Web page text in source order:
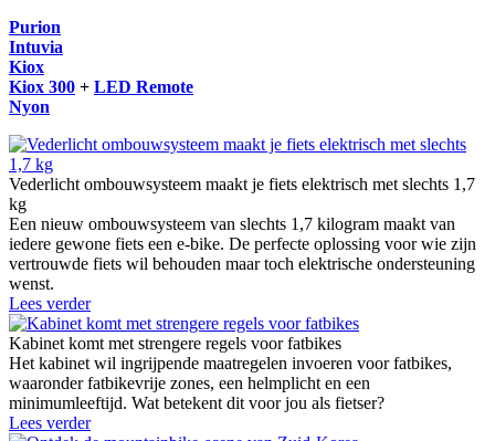
Purion
Intuvia
Kiox
Kiox 300 + LED Remote
Nyon
Vederlicht ombouwsysteem maakt je fiets elektrisch met slechts 1,7
kg
Een nieuw ombouwsysteem van slechts 1,7 kilogram maakt van
iedere gewone fiets een e-bike. De perfecte oplossing voor wie zijn
vertrouwde fiets wil behouden maar toch elektrische ondersteuning
wenst.
Lees verder
Kabinet komt met strengere regels voor fatbikes
Het kabinet wil ingrijpende maatregelen invoeren voor fatbikes,
waaronder fatbikevrije zones, een helmplicht en een
minimumleeftijd. Wat betekent dit voor jou als fietser?
Lees verder